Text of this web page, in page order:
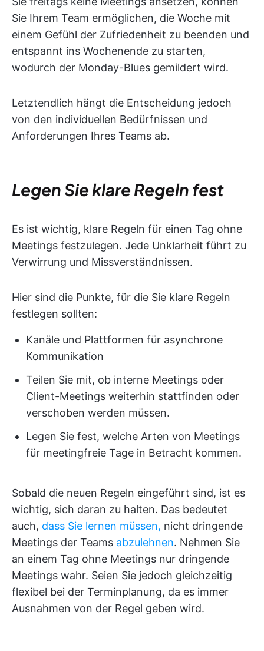
Sie Ihrem Team ermöglichen, die Woche mit
einem Gefühl der Zufriedenheit zu beenden und
entspannt ins Wochenende zu starten,
wodurch der Monday-Blues gemildert wird.
Letztendlich hängt die Entscheidung jedoch
von den individuellen Bedürfnissen und
Anforderungen Ihres Teams ab.
Legen Sie klare Regeln fest
Es ist wichtig, klare Regeln für einen Tag ohne
Meetings festzulegen. Jede Unklarheit führt zu
Verwirrung und Missverständnissen.
Hier sind die Punkte, für die Sie klare Regeln
festlegen sollten:
Kanäle und Plattformen für asynchrone
Kommunikation
Teilen Sie mit, ob interne Meetings oder
Client-Meetings weiterhin stattfinden oder
verschoben werden müssen.
Legen Sie fest, welche Arten von Meetings
für meetingfreie Tage in Betracht kommen.
Sobald die neuen Regeln eingeführt sind, ist es
wichtig, sich daran zu halten. Das bedeutet
auch, dass Sie lernen müssen, nicht dringende
Meetings der Teams abzulehnen. Nehmen Sie
an einem Tag ohne Meetings nur dringende
Meetings wahr. Seien Sie jedoch gleichzeitig
flexibel bei der Terminplanung, da es immer
Ausnahmen von der Regel geben wird.